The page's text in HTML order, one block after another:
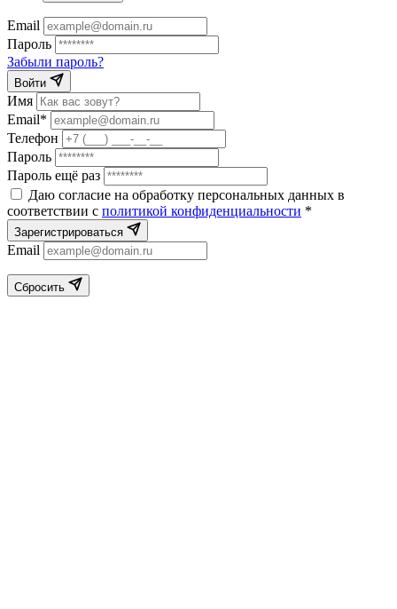
Email
Пароль
Забыли пароль?
Войти
Имя
Email*
Телефон
Пароль
Пароль ещё раз
Даю согласие на обработку персональных данных в
соответствии с политикой конфиденциальности *
Зарегистрироваться
Email
Сбросить